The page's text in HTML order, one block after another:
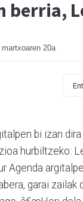
berria,
martxoaren 20a
bi izan
hurbiltzeko:
Agenda
garai zailak